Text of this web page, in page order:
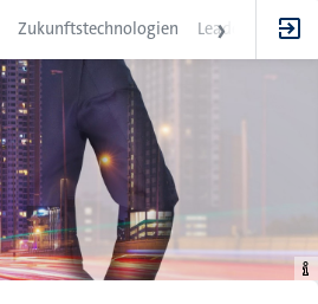
Zukunftstechnologien Leadership